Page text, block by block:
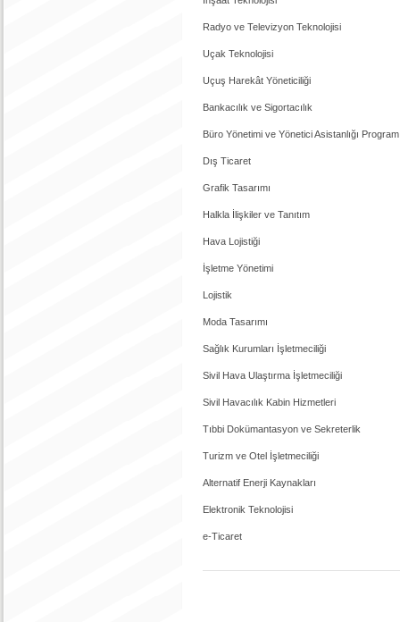
Radyo ve Televizyon Teknolojisi
Uçak Teknolojisi
Uçuş Harekât Yöneticiliği
Bankacılık ve Sigortacılık
Büro Yönetimi ve Yönetici Asistanlığı
Dış Ticaret
Grafik Tasarımı
Halkla İlişkiler ve Tanıtım
Hava Lojistiği
İşletme Yönetimi
Lojistik
Moda Tasarımı
Sağlık Kurumları İşletmeciliği
Sivil Hava Ulaştırma İşletmeciliği
Sivil Havacılık Kabin Hizmetleri
Tıbbi Dokümantasyon ve Sekreterlik
Turizm ve Otel İşletmeciliği
Alternatif Enerji Kaynakları
Elektronik Teknolojisi
e-Ticaret